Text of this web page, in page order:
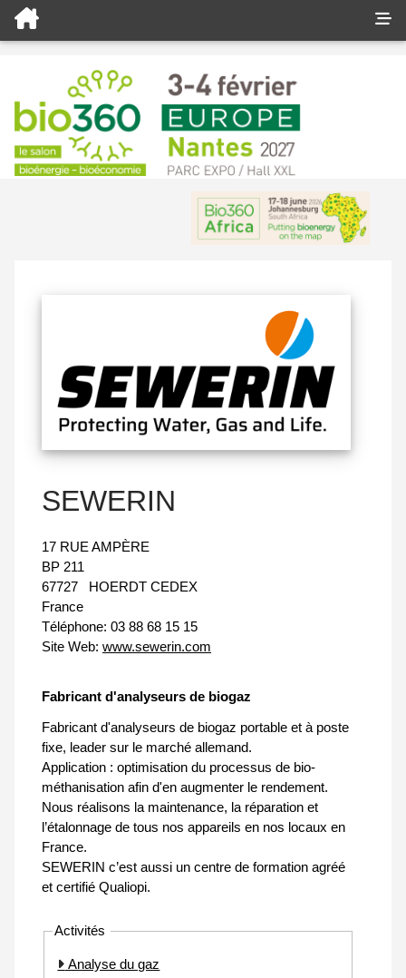
SEWERIN
17 RUE AMPÈRE
BP 211
67727
HOERDT CEDEX
France
Téléphone: 03 88 68 15 15
Site Web: www.sewerin.com
Fabricant d'analyseurs de biogaz
Fabricant d'analyseurs de biogaz portable et à poste
fixe, leader sur le marché allemand.
Application : optimisation du processus de bio-
méthanisation afin d'en augmenter le rendement.
Nous réalisons la maintenance, la réparation et
l’étalonnage de tous nos appareils en nos locaux en
France.
SEWERIN c’est aussi un centre de formation agréé
et certifié Qualiopi.
Activités
Analyse du gaz